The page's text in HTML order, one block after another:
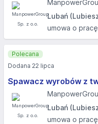
Lubań
umowa o pracę
Spawacz wyrobów z
Lubań
umowa o pracę
Polecana
Dodana 22 lipca